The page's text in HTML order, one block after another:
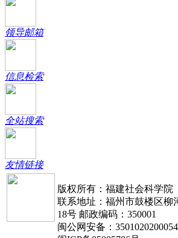
领导邮箱
信息检索
全站搜索
友情链接
版权所有：福建社会科学院
联系地址：福州市鼓楼区柳
18号 邮政编码：350001
闽公网安备：